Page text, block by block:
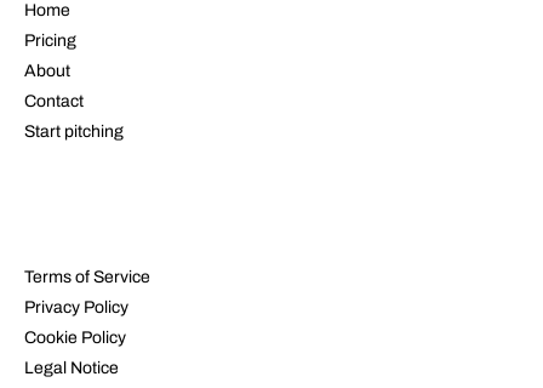
Home
Pricing
About
Contact
Start pitching
Terms of Service
Privacy Policy
Cookie Policy
Legal Notice